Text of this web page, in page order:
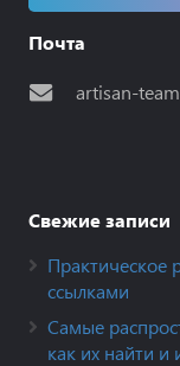
Почта
artisan-
Свежие записи
Практическое
ссылками
Самые
как их найти и